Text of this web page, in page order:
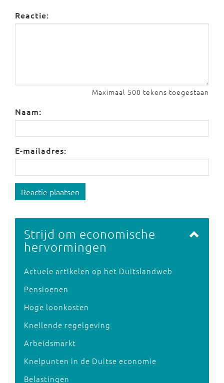
Reactie:
Maximaal 500 tekens toegestaan
Naam:
E-mailadres:
Reactie plaatsen
Strijd om economische
hervormingen
Actuele artikelen op het Duitslandweb
Pensioenen
Hoge loonkosten
Knellende regelgeving
Arbeidsmarkt
Knelpunten in de Duitse economie
Belastingen